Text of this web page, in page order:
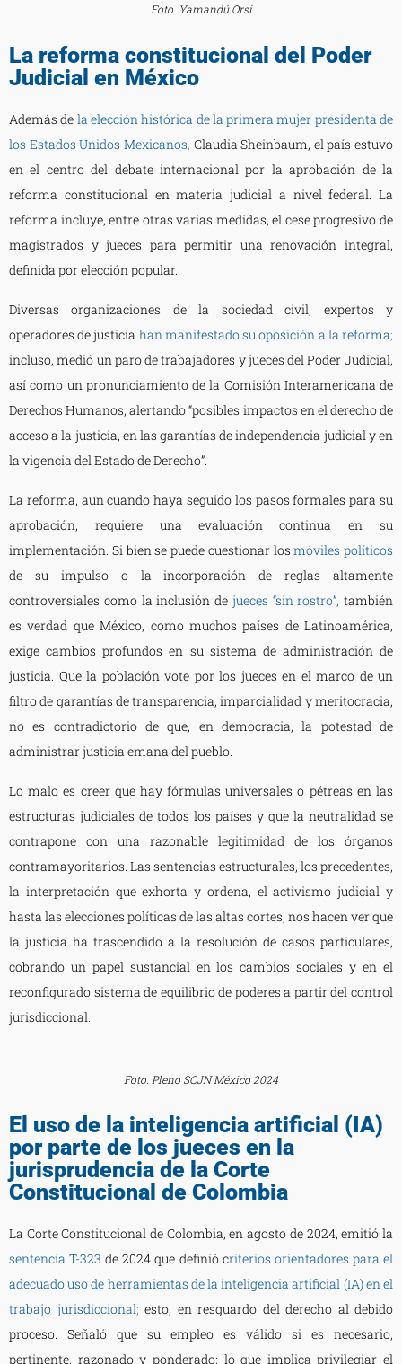
Foto. Yamandú Orsi
La reforma constitucional del Poder
Judicial en México
Además de la elección histórica de la primera mujer presidenta de
los Estados Unidos Mexicanos, Claudia Sheinbaum, el país estuvo
en el centro del debate internacional por la aprobación de la
reforma constitucional en materia judicial a nivel federal. La
reforma incluye, entre otras varias medidas, el cese progresivo de
magistrados y jueces para permitir una renovación integral,
definida por elección popular.
Diversas organizaciones de la sociedad civil, expertos y
operadores de justicia han manifestado su oposición a la reforma;
incluso, medió un paro de trabajadores y jueces del Poder Judicial,
así como un pronunciamientode la Comisión Interamericana de
Derechos Humanos, alertando “posibles impactos en el derecho de
acceso a la justicia, en las garantías de independencia judicial y en
la vigencia del Estado de Derecho”.
La reforma, aun cuando haya seguido los pasos formales para su
aprobación, requiere una evaluación continua en su
implementación. Si bien se puede cuestionar los móviles políticos
de su impulso o la incorporación de reglas altamente
controversiales como la inclusión de jueces “sin rostro”, también
es verdad que México, como muchos países de Latinoamérica,
exige cambios profundos en su sistema de administración de
justicia. Que la población vote por los jueces en el marco de un
filtro de garantías de transparencia, imparcialidad y meritocracia,
no es contradictorio de que, en democracia, la potestad de
administrar justicia emana del pueblo.
Lo malo es creer que hay fórmulas universales o pétreas en las
estructuras judiciales de todos los países y que la neutralidad se
contrapone con una razonable legitimidad de los órganos
contramayoritarios. Las sentencias estructurales, los precedentes,
la interpretación que exhorta y ordena, el activismo judicial y
hasta las elecciones políticas de las altas cortes, nos hacen ver que
la justicia ha trascendido a la resolución de casos particulares,
cobrando un papel sustancial en los cambios sociales y en el
reconfigurado sistema de equilibrio de poderes a partir del control
jurisdiccional.
Foto. Pleno SCJN México 2024
El uso de la inteligencia artificial (IA)
por parte de los jueces en la
jurisprudencia de la Corte
Constitucional de Colombia
La Corte Constitucional de Colombia, en agosto de 2024, emitió la
sentencia T-323 de 2024 que definió criterios orientadores para el
adecuado uso de herramientas de la inteligencia artificial (IA) en el
trabajo jurisdiccional; esto, en resguardo del derecho al debido
proceso. Señaló que su empleo es válido si es necesario,
pertinente, razonado y ponderado; lo que implica privilegiar el